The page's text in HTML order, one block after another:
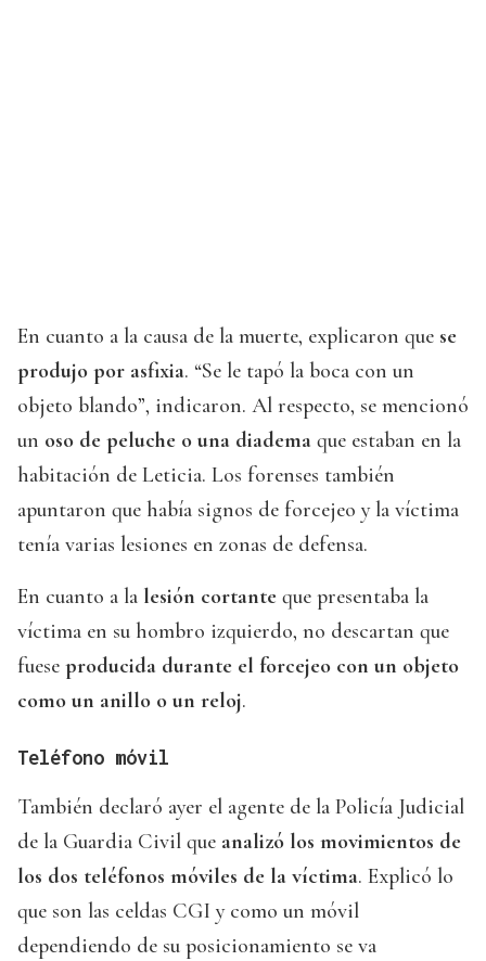
En cuanto a la causa de la muerte, explicaron que se
produjo por asfixia. “Se le tapó la boca con un
objeto blando”, indicaron. Al respecto, se mencionó
un oso de peluche o una diadema que estaban en la
habitación de Leticia. Los forenses también
apuntaron que había signos de forcejeo y la víctima
tenía varias lesiones en zonas de defensa.
En cuanto a la lesión cortante que presentaba la
víctima en su hombro izquierdo, no descartan que
fuese producida durante el forcejeo con un objeto
como un anillo o un reloj.
Teléfono móvil
También declaró ayer el agente de la Policía Judicial
de la Guardia Civil que analizó los movimientos de
los dos teléfonos móviles de la víctima. Explicó lo
que son las celdas CGI y como un móvil
dependiendo de su posicionamiento se va